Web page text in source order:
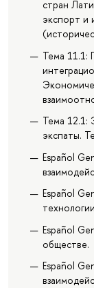
стран
экспорт и
Тема 11.1:
Тема 12.1:
экспаты.
Español
Español
Español
обществе.
Español